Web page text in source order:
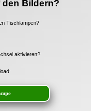
Bildern?
Tischlampen?
aktivieren?